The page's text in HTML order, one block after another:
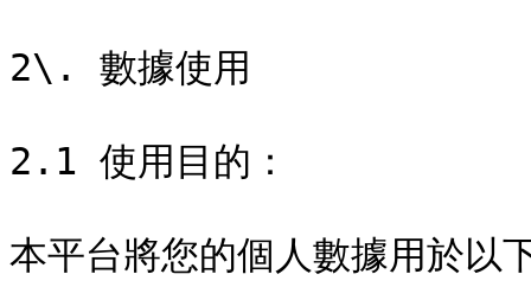
2\. 數據使用
2.1 使用目的：
本平台將您的個人數據用於以